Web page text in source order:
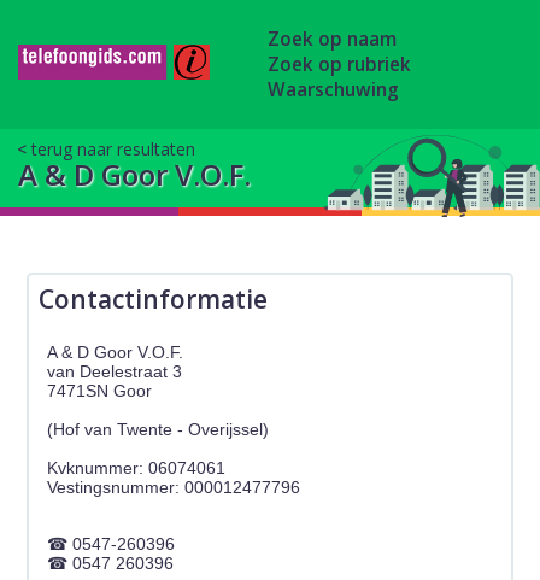
Zoek op naam
Zoek op rubriek
Waarschuwing
terug naar resultaten
A & D Goor V.O.F.
Contactinformatie
A & D Goor V.O.F.
van Deelestraat 3
7471SN Goor
(Hof van Twente - Overijssel)
Kvknummer: 06074061
0547-260396
0547 260396